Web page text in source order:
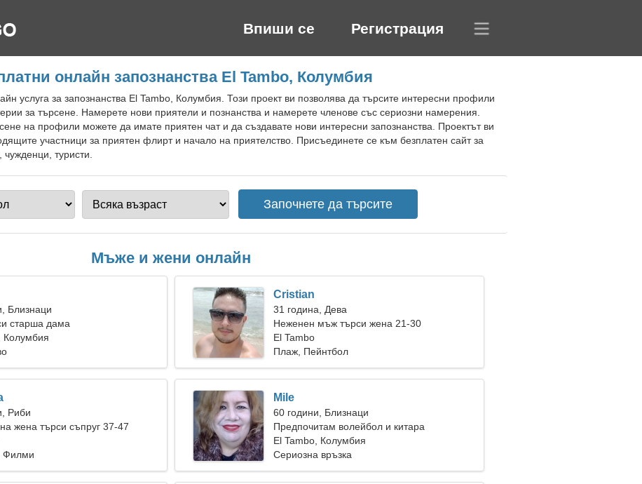
Впиши се Регистрация
онлайн запознанства El Tambo, Колумбия
услуга за запознанства El Tambo, Колумбия. Този проект ви позволява да търсите интересни профили
за търсене. Намерете нови приятели и познанства и намерете членове със сериозни намерения.
на профили можете да имате приятен чат и да създавате нови интересни запознанства. Проектът ви
участници за приятен флирт и начало на приятелство. Присъединете се към безплатен сайт за
туристи.
Мъже и жени онлайн
Близнаци
старша дама
Колумбия
Cristian
31 година, Дева
Неженен мъж търси жена 21-30
El Tambo
Плаж, Пейнтбол
Риби
жена търси съпруг 37-47
Филми
Mile
60 години, Близнаци
Предпочитам волейбол и китара
El Tambo, Колумбия
Сериозна връзка